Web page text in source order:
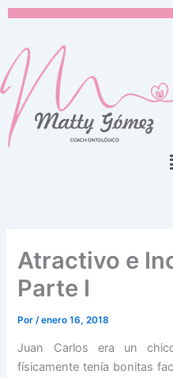
contenido
Atractivo e
Parte I
Por/enero 16, 2018
Juan Carlos era un
físicamente tenía bonitas